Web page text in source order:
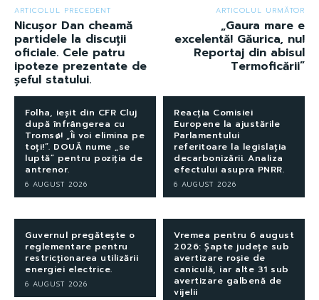
ARTICOLUL PRECEDENT
Nicușor Dan cheamă
partidele la discuții
oficiale. Cele patru
ipoteze prezentate de
șeful statului.
ARTICOLUL URMĂTOR
„Gaura mare e
excelentă! Găurica, nu!
Reportaj din abisul
Termoficării”
Folha, ieșit din CFR Cluj
după înfrângerea cu
Tromsø! „Îi voi elimina pe
toți!”. DOUĂ nume „se
luptă” pentru poziția de
antrenor.
6 AUGUST 2026
Reacția Comisiei
Europene la ajustările
Parlamentului
referitoare la legislația
decarbonizării. Analiza
efectului asupra PNRR.
6 AUGUST 2026
Guvernul pregătește o
reglementare pentru
restricționarea utilizării
energiei electrice.
6 AUGUST 2026
Vremea pentru 6 august
2026: Șapte județe sub
avertizare roșie de
caniculă, iar alte 31 sub
avertizare galbenă de
vijelii